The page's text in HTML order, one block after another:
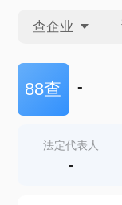
查企业
查企业
查产地
88查 -
法定代表人
-